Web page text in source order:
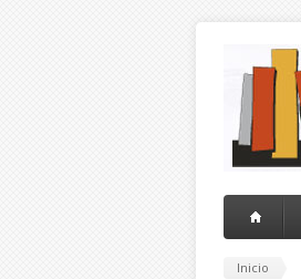
Inicio